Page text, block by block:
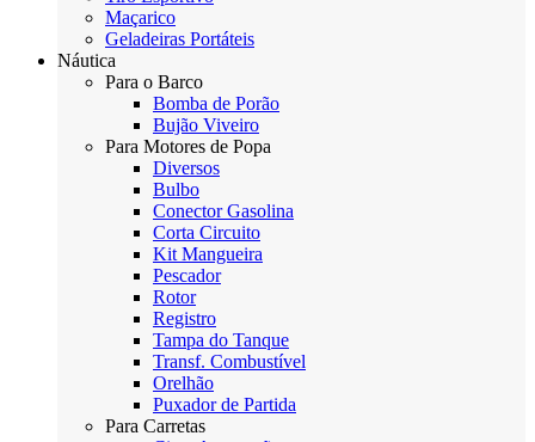
Maçarico
Geladeiras Portáteis
Náutica
Para o Barco
Bomba de Porão
Bujão Viveiro
Para Motores de Popa
Diversos
Bulbo
Conector Gasolina
Corta Circuito
Kit Mangueira
Pescador
Rotor
Registro
Tampa do Tanque
Transf. Combustível
Orelhão
Puxador de Partida
Para Carretas